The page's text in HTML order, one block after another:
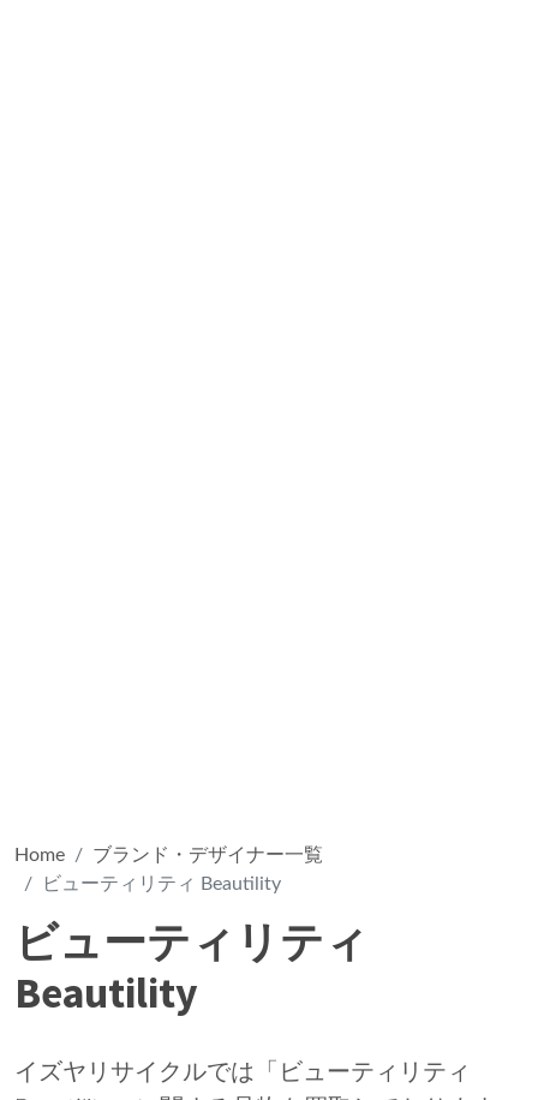
Home
ブランド・デザイナー一覧
ビューティリティ Beautility
ビューティリティ
Beautility
イズヤリサイクルでは「ビューティリティ